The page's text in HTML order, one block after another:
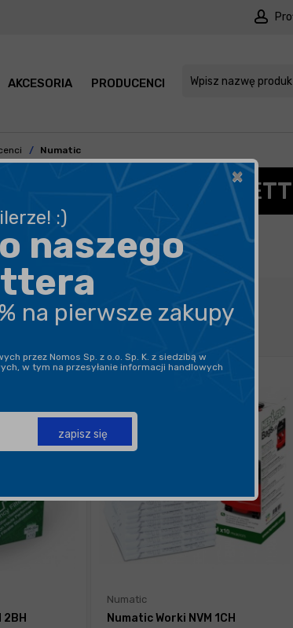
AKCESORIA PRODUCENCI PROMOCJE
Numatic
GEORGE, HARRY,
CENA
2BH
Numatic
Numatic Worki NVM 1CH
×
:)
naszego
na pierwsze zakupy
przez Nomos Sp. z o.o. Sp. K. z siedzibą w
w tym na przesyłanie informacji handlowych
zapisz się